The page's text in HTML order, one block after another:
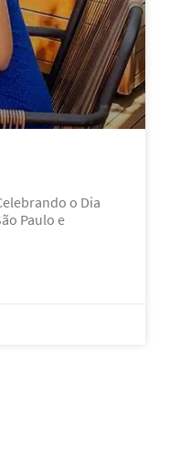
o Dia
Paulo e